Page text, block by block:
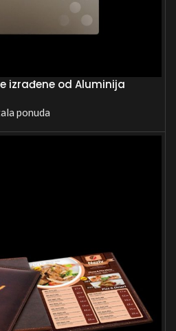
izrađene od Aluminija
ponuda